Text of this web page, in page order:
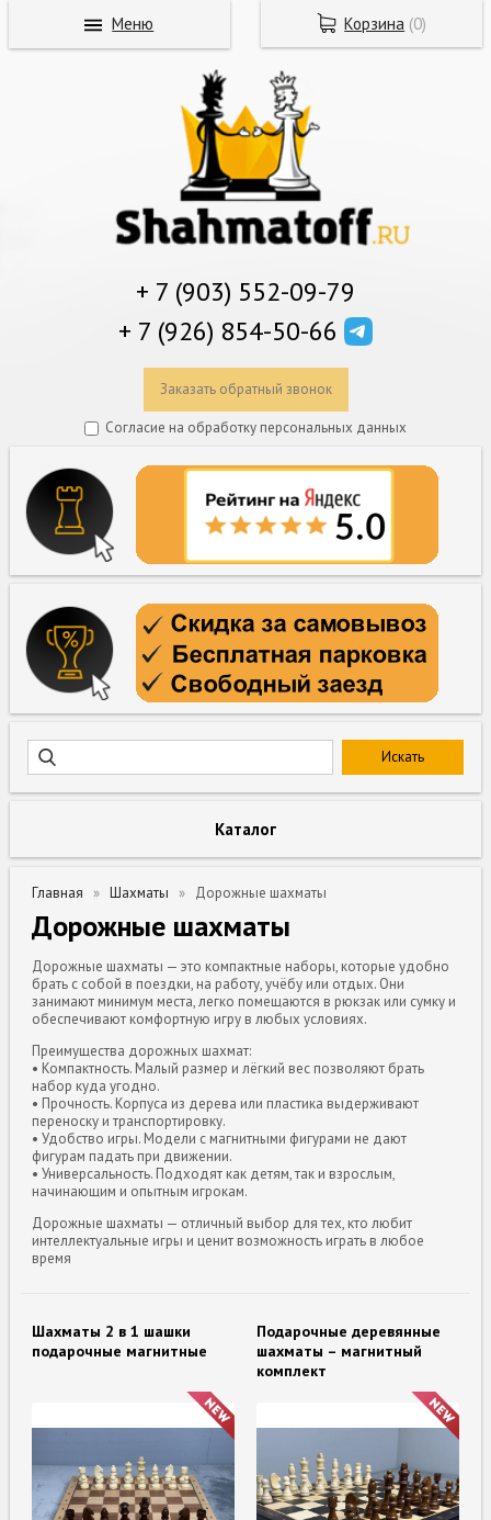
+ 7 (903) 552-09-79
+ 7 (926) 854-50-66
Заказать обратный звонок
Согласие на обработку персональных данных
Каталог
Главная Шахматы Дорожные шахматы
Дорожные шахматы
Дорожные шахматы — это компактные наборы, которые удобно
брать с собой в поездки, на работу, учёбу или отдых. Они
занимают минимум места, легко помещаются в рюкзак или сумку и
обеспечивают комфортную игру в любых условиях.
Преимущества дорожных шахмат:
• Компактность. Малый размер и лёгкий вес позволяют брать
набор куда угодно.
• Прочность. Корпуса из дерева или пластика выдерживают
переноску и транспортировку.
• Удобство игры. Модели с магнитными фигурами не дают
фигурам падать при движении.
• Универсальность. Подходят как детям, так и взрослым,
начинающим и опытным игрокам.
Дорожные шахматы — отличный выбор для тех, кто любит
интеллектуальные игры и ценит возможность играть в любое
время
Шахматы 2 в 1 шашки
подарочные магнитные
Подарочные деревянные
шахматы – магнитный
комплект
Корзина (0)
Меню